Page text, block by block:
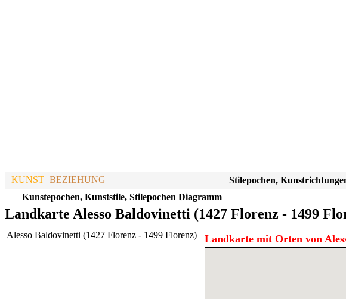
KUNST BEZIEHUNG
Stilepochen,
Kunstepochen, Kunststile, Stilepochen Diagramm
Landkarte Alesso Baldovinetti (1427 Florenz - 1499
Alesso Baldovinetti (1427 Florenz - 1499 Florenz) Landkarte mit Orten von